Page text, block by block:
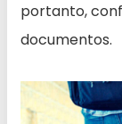
portanto,
documentos.